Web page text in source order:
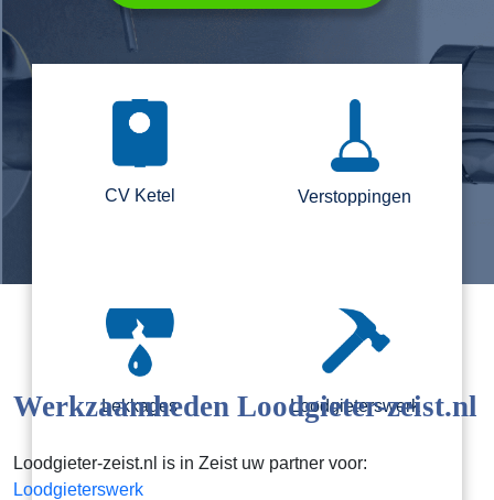
CV Ketel Verstoppingen
Lekkages Loodgieterswerk
Werkzaamheden Loodgieter-zeist.nl
Loodgieter-zeist.nl is in Zeist uw partner voor:
Loodgieterswerk